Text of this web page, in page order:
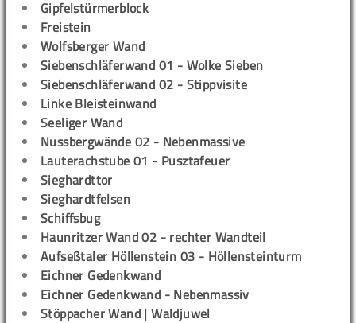
Gipfelstürmerblock
Freistein
Wolfsberger Wand
Siebenschläferwand 01 - Wolke Sieben
Siebenschläferwand 02 - Stippvisite
Linke Bleisteinwand
Seeliger Wand
Nussbergwände 02 - Nebenmassive
Lauterachstube 01 - Pusztafeuer
Sieghardttor
Sieghardtfelsen
Schiffsbug
Haunritzer Wand 02 - rechter Wandteil
Aufseßtaler Höllenstein 03 - Höllensteinturm
Eichner Gedenkwand
Eichner Gedenkwand - Nebenmassiv
Stöppacher Wand | Waldjuwel